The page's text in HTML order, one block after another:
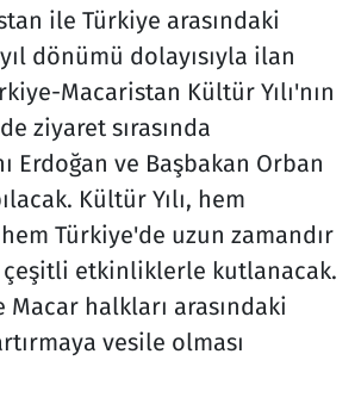
ile Türkiye arasındaki
dönümü dolayısıyla ilan
Macaristan Kültür Yılı'nın
ziyaret sırasında
Erdoğan ve Başbakan Orban
Kültür Yılı, hem
Türkiye'de uzun zamandır
etkinliklerle kutlanacak.
Macar halkları arasındaki
vesile olması